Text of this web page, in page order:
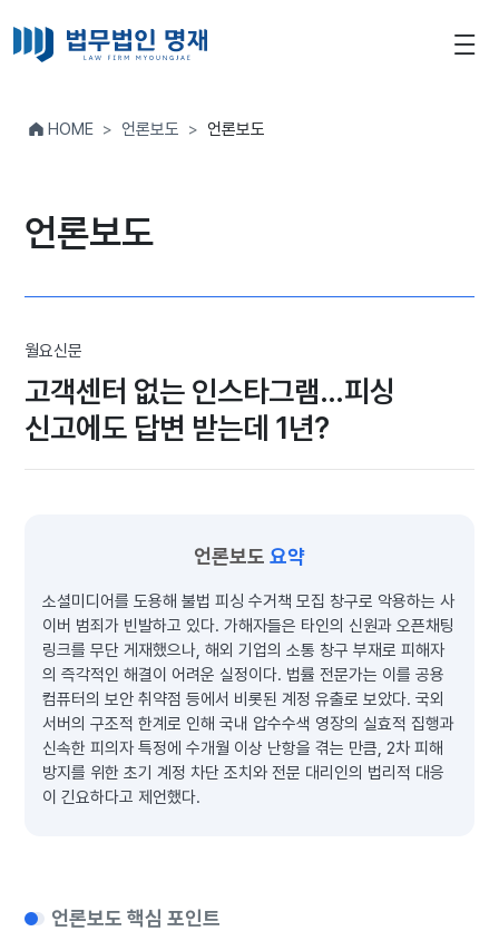
HOME 언론보도 언론보도
언론보도
월요신문
고객센터 없는 인스타그램…피싱
신고에도 답변 받는데 1년?
언론보도 요약
소셜미디어를 도용해 불법 피싱 수거책 모집 창구로 악용하는 사
이버 범죄가 빈발하고 있다. 가해자들은 타인의 신원과 오픈채팅
링크를 무단 게재했으나, 해외 기업의 소통 창구 부재로 피해자
의 즉각적인 해결이 어려운 실정이다. 법률 전문가는 이를 공용
컴퓨터의 보안 취약점 등에서 비롯된 계정 유출로 보았다. 국외
서버의 구조적 한계로 인해 국내 압수수색 영장의 실효적 집행과
신속한 피의자 특정에 수개월 이상 난항을 겪는 만큼, 2차 피해
방지를 위한 초기 계정 차단 조치와 전문 대리인의 법리적 대응
이 긴요하다고 제언했다.
언론보도 핵심 포인트